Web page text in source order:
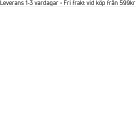
Leverans 1-3 vardagar • Fri frakt vid köp från 599kr